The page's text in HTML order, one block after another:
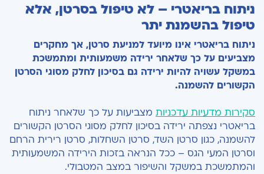
ניתוח בריאטרי – לא טיפול בסרטן, אלא
טיפול בהשמנת יתר
ניתוח בריאטרי אינו מיועד למניעת סרטן, אך מחקרים
מצביעים על כך שלאחר ירידה משמעותית ומתמשכת
במשקל עשויה להיות ירידה גם בסיכון לחלק מסוגי הסרטן
הקשורים להשמנה.
סקירות מדעיות עדכניות מצביעות על כך שלאחר ניתוח
בריאטרי נצפתה ירידה בסיכון לחלק מסוגי הסרטן הקשורים
להשמנה, כגון סרטן השד, סרטן השחלות, סרטן רירית הרחם
וסרטן המעי הגס – ככל הנראה בזכות הירידה המשמעותית
והמתמשכת במשקל והשיפור במצב המטבולי.